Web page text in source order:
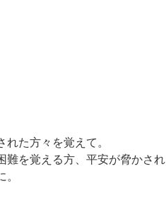
れた方々を覚えて。
難を覚える方、 平安が脅かされ